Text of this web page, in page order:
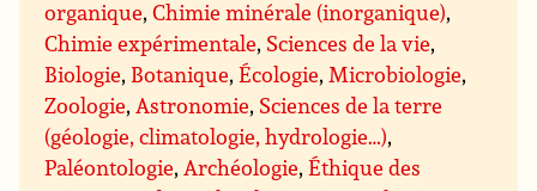
organique,Chimie minérale (inorganique),
Chimie expérimentale, Sciences de la vie,
Biologie, Botanique,Écologie, Microbiologie,
Zoologie, Astronomie, Sciences de la terre
(géologie, climatologie, hydrologie…),
Paléontologie, Archéologie,Éthique des